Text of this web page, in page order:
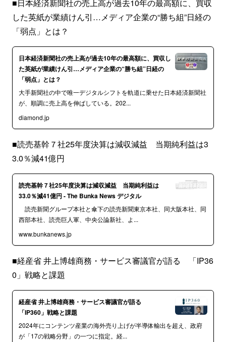
■日本経済新聞社の売上高が過去10年の最高額に、買収
した英紙が業績けん引…メディア企業の“勝ち組”日経の
「弱点」とは？
日本経済新聞社の売上高が過去10年の最高額に、買収し
た英紙が業績けん引…メディア企業の“勝ち組”日経の
「弱点」とは？
大手新聞社の中で唯一デジタルシフトを軌道に乗せた日本経済新聞社
が、順調に売上高を伸ばしている。202...
diamond.jp
■読売基幹７社25年度決算は減収減益 当期純利益は3
3.0％減41億円
読売基幹７社25年度決算は減収減益 当期純利益は
33.0％減41億円 - The Bunka News デジタル
読売新聞グループ本社と傘下の読売新聞東京本社、同大阪本社、同
西部本社、読売巨人軍、中央公論新社、よ...
www.bunkanews.jp
■経産省 井上博雄商務・サービス審議官が語る 「IP36
0」戦略と課題
経産省 井上博雄商務・サービス審議官が語る
「IP360」戦略と課題
2024年にコンテンツ産業の海外売り上げが半導体輸出を超え、政府
が「17の戦略分野」の一つに指定。経...